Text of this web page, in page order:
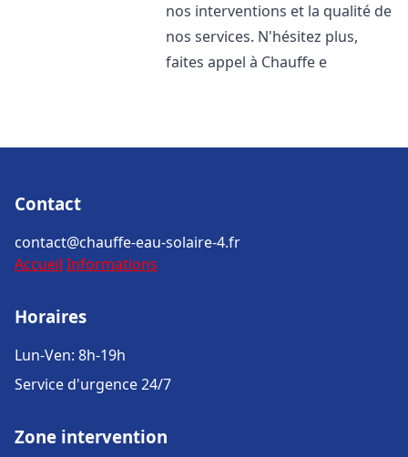
nos interventions et la qualité de
nos services. N'hésitez plus,
faites appel à Chauffe e
Contact
contact@chauffe-eau-solaire-4.fr
Accueil Informations
Horaires
Lun-Ven: 8h-19h
Service d'urgence 24/7
Zone intervention